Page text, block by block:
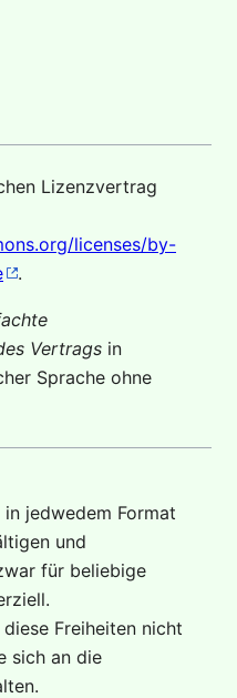
Lizenzvertrag
licenses/by-
.
Vertrags in
Sprache ohne
jedwedem Format
und
für beliebige
Freiheiten nicht
sich an die